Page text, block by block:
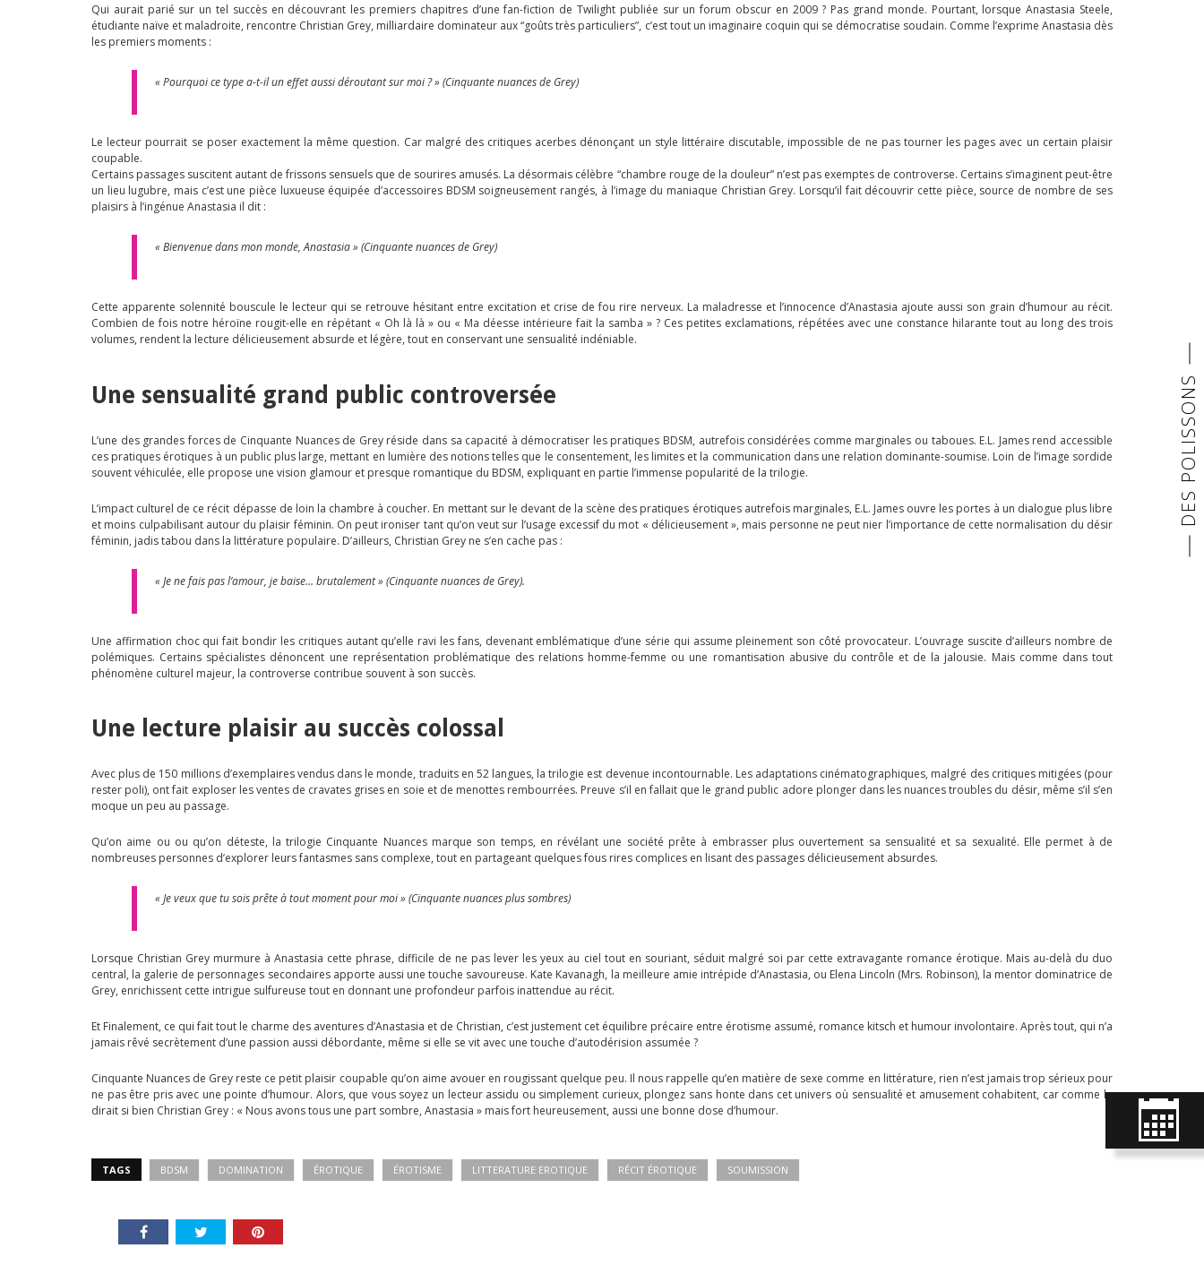
DES POLISSONS
Qui aurait parié sur un tel succès en découvrant les premiers chapitres d’une fan-fiction de Twilight publiée sur un forum obscur en 2009 ? Pas grand monde. Pourtant, lorsque Anastasia Steele,
étudiante naïve et maladroite, rencontre Christian Grey, milliardaire dominateur aux “goûts très particuliers”, c’est tout un imaginaire coquin qui se démocratise soudain. Comme l’exprime Anastasia dès
les premiers moments :
« Pourquoi ce type a-t-il un effet aussi déroutant sur moi ? » (Cinquante nuances de Grey)
Le lecteur pourrait se poser exactement la même question. Car malgré des critiques acerbes dénonçant un style littéraire discutable, impossible de ne pas tourner les pages avec un certain plaisir
coupable.
Certains passages suscitent autant de frissons sensuels que de sourires amusés. La désormais célèbre “chambre rouge de la douleur” n’est pas exemptes de controverse. Certains s’imaginent peut-être
un lieu lugubre, mais c’est une pièce luxueuse équipée d’accessoires BDSM soigneusement rangés, à l’image du maniaque Christian Grey. Lorsqu’il fait découvrir cette pièce, source de nombre de ses
plaisirs à l’ingénue Anastasia il dit :
« Bienvenue dans mon monde, Anastasia » (Cinquante nuances de Grey)
Cette apparente solennité bouscule le lecteur qui se retrouve hésitant entre excitation et crise de fou rire nerveux. La maladresse et l’innocence d’Anastasia ajoute aussi son grain d’humour au récit.
Combien de fois notre héroïne rougit-elle en répétant « Oh là là » ou « Ma déesse intérieure fait la samba » ? Ces petites exclamations, répétées avec une constance hilarante tout au long des trois
volumes, rendent la lecture délicieusement absurde et légère, tout en conservant une sensualité indéniable.
Une sensualité grand public controversée
L’une des grandes forces de Cinquante Nuances de Grey réside dans sa capacité à démocratiser les pratiques BDSM, autrefois considérées comme marginales ou taboues. E.L. James rend accessible
ces pratiques érotiques à un public plus large, mettant en lumière des notions telles que le consentement, les limites et la communication dans une relation dominante-soumise. Loin de l’image sordide
souvent véhiculée, elle propose une vision glamour et presque romantique du BDSM, expliquant en partie l’immense popularité de la trilogie.
L’impact culturel de ce récit dépasse de loin la chambre à coucher. En mettant sur le devant de la scène des pratiques érotiques autrefois marginales, E.L. James ouvre les portes à un dialogue plus libre
et moins culpabilisant autour du plaisir féminin. On peut ironiser tant qu’on veut sur l’usage excessif du mot « délicieusement », mais personne ne peut nier l’importance de cette normalisation du désir
féminin, jadis tabou dans la littérature populaire. D’ailleurs, Christian Grey ne s’en cache pas :
« Je ne fais pas l’amour, je baise… brutalement » (Cinquante nuances de Grey).
Une affirmation choc qui fait bondir les critiques autant qu’elle ravi les fans, devenant emblématique d’une série qui assume pleinement son côté provocateur. L’ouvrage suscite d’ailleurs nombre de
polémiques. Certains spécialistes dénoncent une représentation problématique des relations homme-femme ou une romantisation abusive du contrôle et de la jalousie. Mais comme dans tout
phénomène culturel majeur, la controverse contribue souvent à son succès.
Une lecture plaisir au succès colossal
Avec plus de 150 millions d’exemplaires vendus dans le monde, traduits en 52 langues, la trilogie est devenue incontournable. Les adaptations cinématographiques, malgré des critiques mitigées (pour
rester poli), ont fait exploser les ventes de cravates grises en soie et de menottes rembourrées. Preuve s’il en fallait que le grand public adore plonger dans les nuances troubles du désir, même s’il s’en
moque un peu au passage.
Qu’on aime ou ou qu’on déteste, la trilogie Cinquante Nuances marque son temps, en révélant une société prête à embrasser plus ouvertement sa sensualité et sa sexualité. Elle permet à de
nombreuses personnes d’explorer leurs fantasmes sans complexe, tout en partageant quelques fous rires complices en lisant des passages délicieusement absurdes.
« Je veux que tu sois prête à tout moment pour moi » (Cinquante nuances plus sombres)
Lorsque Christian Grey murmure à Anastasia cette phrase, difficile de ne pas lever les yeux au ciel tout en souriant, séduit malgré soi par cette extravagante romance érotique. Mais au-delà du duo
central, la galerie de personnages secondaires apporte aussi une touche savoureuse. Kate Kavanagh, la meilleure amie intrépide d’Anastasia, ou Elena Lincoln (Mrs. Robinson), la mentor dominatrice de
Grey, enrichissent cette intrigue sulfureuse tout en donnant une profondeur parfois inattendue au récit.
Et Finalement, ce qui fait tout le charme des aventures d’Anastasia et de Christian, c’est justement cet équilibre précaire entre érotisme assumé, romance kitsch et humour involontaire. Après tout, qui n’a
jamais rêvé secrètement d’une passion aussi débordante, même si elle se vit avec une touche d’autodérision assumée ?
Cinquante Nuances de Grey reste ce petit plaisir coupable qu’on aime avouer en rougissant quelque peu. Il nous rappelle qu’en matière de sexe comme en littérature, rien n’est jamais trop sérieux pour
ne pas être pris avec une pointe d’humour. Alors, que vous soyez un lecteur assidu ou simplement curieux, plongez sans honte dans cet univers où sensualité et amusement cohabitent, car comme le
dirait si bien Christian Grey : « Nous avons tous une part sombre, Anastasia » mais fort heureusement, aussi une bonne dose d’humour.
TAGS BDSM DOMINATION ÉROTIQUE ÉROTISME LITTERATURE EROTIQUE RÉCIT ÉROTIQUE SOUMISSION